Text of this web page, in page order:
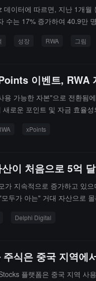
데이터에 따르면, 지난 1개
수는 17% 증가하여 40.9만
식은 다른 RWA 세분 시장
성장 RWA 그림
이벤트, RWA
용 가능한 자본"으로 전환
로운 포인트 및 자금 효율
마진 계좌는 xStocks가
xPoints
이 처음으로 5억
가 지속적으로 증가하고 있
두가 아는" 거대 자산으로
Delphi Digital
식은 중국 지역에
플랫폼은 중국 지역 사